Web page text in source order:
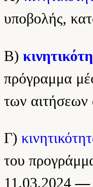
υποβολής,
Β)
πρόγραμμα
των
Γ)
του
11.03.2024—